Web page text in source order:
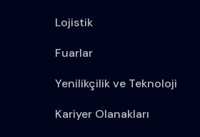
Lojistik
Fuarlar
Yenilikçilik ve Teknoloji
Kariyer Olanakları